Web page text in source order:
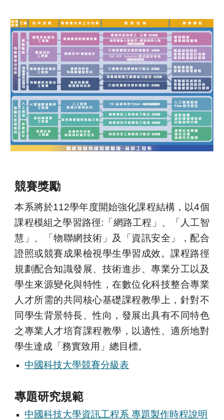
競賽獎勵
本系將於112學年度開始強化課程結構，以4個
課程模組之學習路徑:「網路工程」、「人工智
慧」、「物聯網技術」及「資訊安全」，配合
證照或競賽成果檢視學生學習成效。課程路徑
規劃配合知識發展、技術進步、專業分工以及
學生來源變化與特性，在數位化科技整合專業
人才所需的共同核心基礎課程教學上，針對不
同學生背景特長、性向，發展出具有不同特色
之專業人才培育課程教學，以適性、適所地對
學生達成「務實致用」總目標。
中國科技大學競賽分級表
專題研究規範
中國科技大學資訊工程系 專題製作時程說明